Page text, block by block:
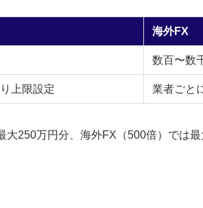
海外FX
数百〜数
上限設定 業者ごと
250万円分、海外FX（500倍）では